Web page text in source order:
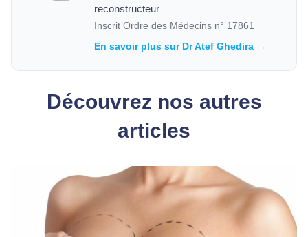
reconstructeur
Inscrit Ordre des Médecins n° 17861
En savoir plus sur Dr Atef Ghedira →
Découvrez nos autres
articles